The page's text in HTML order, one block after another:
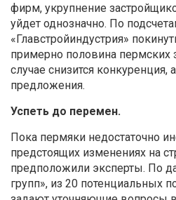
фирм, укрупнение
уйдет однозначно. По
«Главстройиндустрия»
примерно половина пермских
случае снизится конкуренция,
предложения.
Успеть до перемен.
Пока пермяки недостаточно
предстоящих изменениях на
предположили эксперты. По
групп», из 20 потенциальных